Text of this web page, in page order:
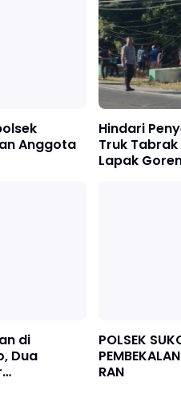
Anggota
Hindari
Truk
Lapak
di
Dua
POLSEK
RAN